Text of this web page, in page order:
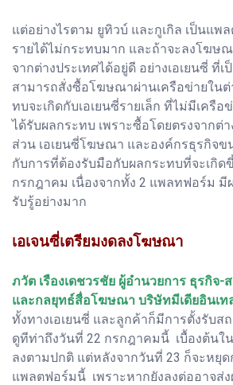
แต่อย่างไรตาม ยูทิวบ์ และกูเกิล เป็นแพ
รายได้ไม่กระทบมาก และถ้าจะลงโฆษ
จากต่างประเทศได้อยู่ดี อย่างเอเยนซี่ ที่
สามารถสั่งซื้อโฆษณาผ่านเครือข่ายในต่
ทบจะเกิดกับเอเยนซี่รายเล็ก ที่ไม่มีเครือ
ได้รับผลกระทบ เพราะซื้อโดยตรงจากต่า
ส่วน เอเยนซี่โฆษณา และองค์กรธุรกิจข
กับการที่ต้องรับมือกับผลกระทบที่จะเกิด
กรกฎาคม เนื่องจากทั้ง 2 แพลทฟอร์ม มี
รับรู้อย่างมาก
เอเจนซี่เตรียมงดลงโฆษณา
ภวัต เรืองเดชวรชัย ผู้อำนวยการ ธุรกิจ-
และกลยุทธ์สื่อโฆษณา บริษัทมีเดียอินเท
ทั้งทางเอเยนซี่ และลูกค้าก็มีการตั้งรับส
ดูทีท่าถึงวันที่ 22 กรกฎาคมนี้ เบื้องต้นใ
ลงตามปกติ แต่หลังจากวันที่ 23 ก็จะหยุ
แพลตฟอร์มนี้ เพราะหากยังลงต่ออาจส่